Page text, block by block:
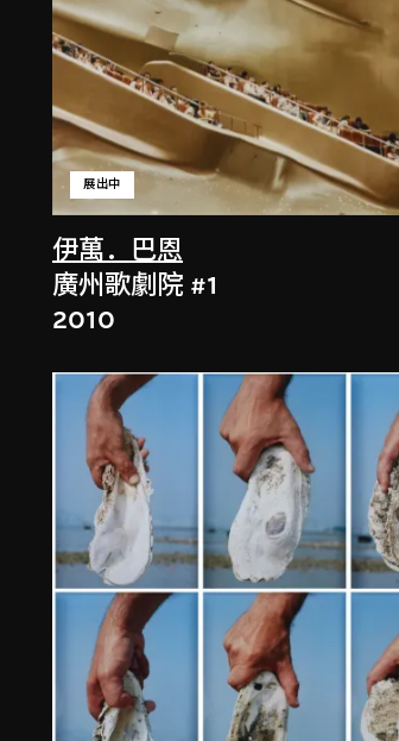
伊萬．巴恩
展出中
廣州歌劇院 #1
2010